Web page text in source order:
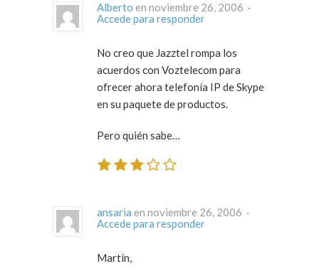
Alberto
en noviembre 26, 2006 ·
Accede para responder
No creo que Jazztel rompa los
acuerdos con Voztelecom para
ofrecer ahora telefonía IP de Skype
en su paquete de productos.
Pero quién sabe…
ansaria
en noviembre 26, 2006 ·
Accede para responder
Martín,